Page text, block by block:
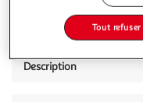
Description
Tout refuser